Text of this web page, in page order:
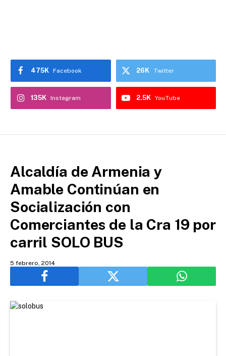
Facebook
475K Twitter
26K
Instagram
135K YouTube
2.5K
Alcaldía de Armenia y
Amable Continúan en
Socialización con
Comerciantes de la Cra 19 por
carril SOLO BUS
5 febrero, 2014